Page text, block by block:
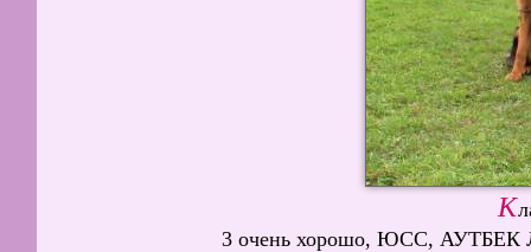
К
3 очень хорошо, ЮСС, АУТБЕК